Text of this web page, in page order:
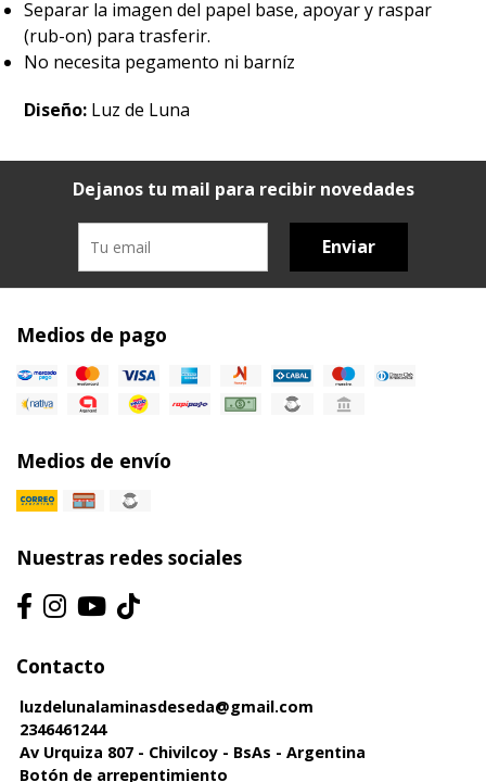
Separar la imagen del papel base, apoyar y raspar
(rub-on) para trasferir.
No necesita pegamento ni barníz
Diseño: Luz de Luna
Dejanos tu mail para recibir novedades
Enviar
Medios de pago
Medios de envío
Nuestras redes sociales
Contacto
luzdelunalaminasdeseda@gmail.com
2346461244
Av Urquiza 807 - Chivilcoy - BsAs - Argentina
Botón de arrepentimiento